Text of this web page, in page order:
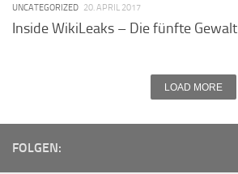
UNCATEGORIZED 20. APRIL 2017
Inside WikiLeaks – Die fünfte Gewalt
LOAD MORE
FOLGEN: